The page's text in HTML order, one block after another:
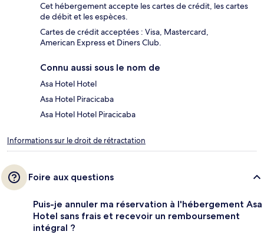
Cet hébergement accepte les cartes de crédit, les cartes
de débit et les espèces.
Cartes de crédit acceptées : Visa, Mastercard,
American Express et Diners Club.
Connu aussi sous le nom de
Asa Hotel Hotel
Asa Hotel Piracicaba
Asa Hotel Hotel Piracicaba
Informations sur le droit de rétractation
Foire aux questions
Puis-je annuler ma réservation à l'hébergement Asa
Hotel sans frais et recevoir un remboursement
intégral ?